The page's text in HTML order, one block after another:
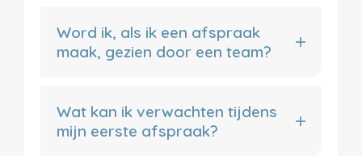
Word ik, als ik een afspraak
maak, gezien door een team?
Wat kan ik verwachten tijdens
mijn eerste afspraak?